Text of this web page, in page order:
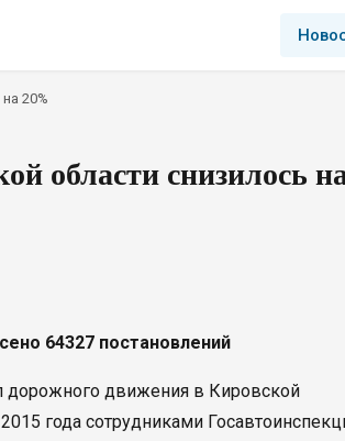
20%
области снизилось
64327 постановлений
дорожного движения в Кировской
года сотрудниками